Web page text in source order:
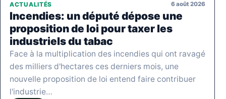
ACTUALITÉS 6 août 2026
Incendies: un député dépose une
proposition de loi pour taxer les
industriels du tabac
Face à la multiplication des incendies qui ont ravagé
des milliers d'hectares ces derniers mois, une
nouvelle proposition de loi entend faire contribuer
l'industrie…